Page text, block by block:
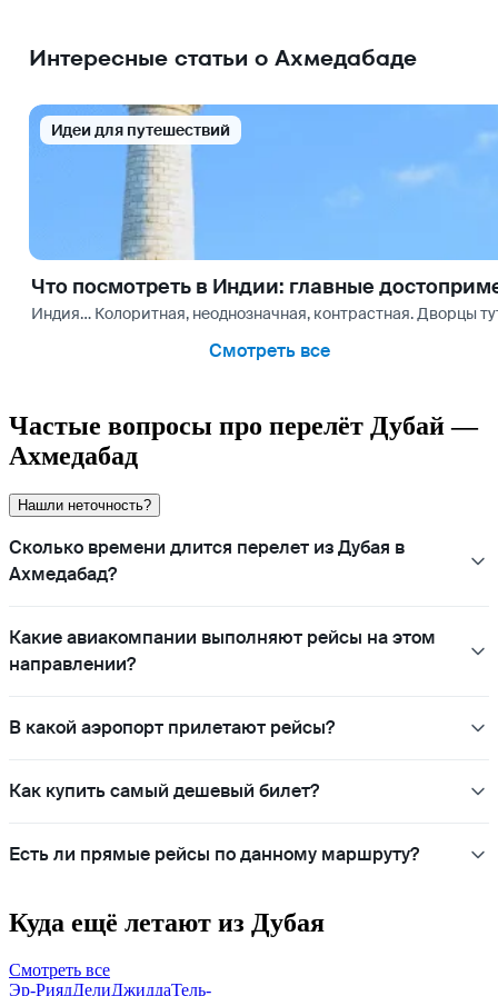
Интересные статьи о Ахмедабаде
Идеи для путешествий
Что посмотреть в Индии: главные
Индия… Колоритная, неоднозначная, контрастная. Дворцы
Смотреть все
Частые вопросы про перелёт Дубай —
Ахмедабад
Нашли неточность?
Сколько времени длится перелет из Дубая в
Ахмедабад?
Какие авиакомпании выполняют рейсы на этом
направлении?
В какой аэропорт прилетают рейсы?
Как купить самый дешевый билет?
Есть ли прямые рейсы по данному маршруту?
Куда ещё летают из Дубая
Смотреть все
Эр-РиядДелиДжиддаТель-